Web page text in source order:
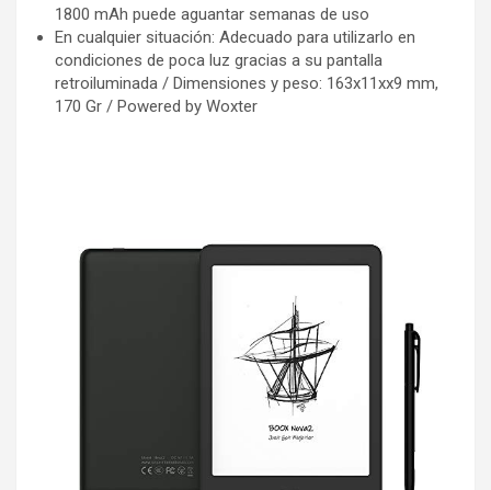
1800 mAh puede aguantar semanas de uso
En cualquier situación: Adecuado para utilizarlo en
condiciones de poca luz gracias a su pantalla
retroiluminada / Dimensiones y peso: 163x11xx9 mm,
170 Gr / Powered by Woxter